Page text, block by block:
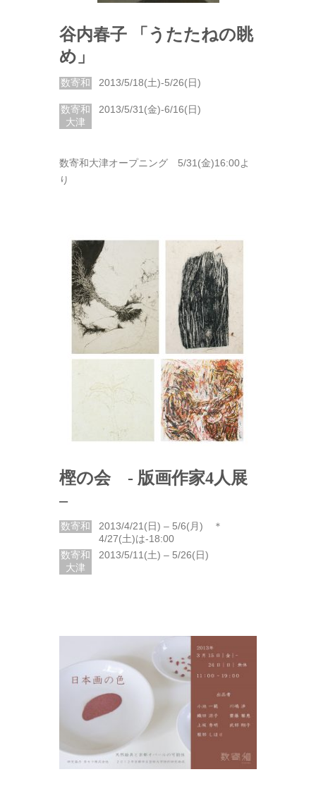
谷内春子 「うたたねの眺
め」
数寄和 2013/5/18(土)-5/26(日)
数寄和
大津
2013/5/31(金)-6/16(日)
数寄和大津オープニング 5/31(金)16:00よ
り
樫の会 - 版画作家4人展
–
数寄和
2013/4/21(日) – 5/6(月) ＊
4/27(土)は-18:00
数寄和
大津
2013/5/11(土) – 5/26(日)